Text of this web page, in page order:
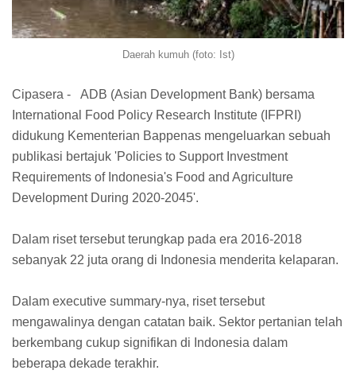
Daerah kumuh (foto: Ist)
Cipasera - ADB (Asian Development Bank) bersama
International Food Policy Research Institute (IFPRI)
didukung Kementerian Bappenas mengeluarkan sebuah
publikasi bertajuk 'Policies to Support Investment
Requirements of Indonesia's Food and Agriculture
Development During 2020-2045'.
Dalam riset tersebut terungkap pada era 2016-2018
sebanyak 22 juta orang di Indonesia menderita kelaparan.
Dalam executive summary-nya, riset tersebut
mengawalinya dengan catatan baik. Sektor pertanian telah
berkembang cukup signifikan di Indonesia dalam
beberapa dekade terakhir.